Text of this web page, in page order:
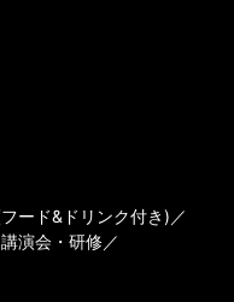
ード&ドリンク付き)
演会・研修